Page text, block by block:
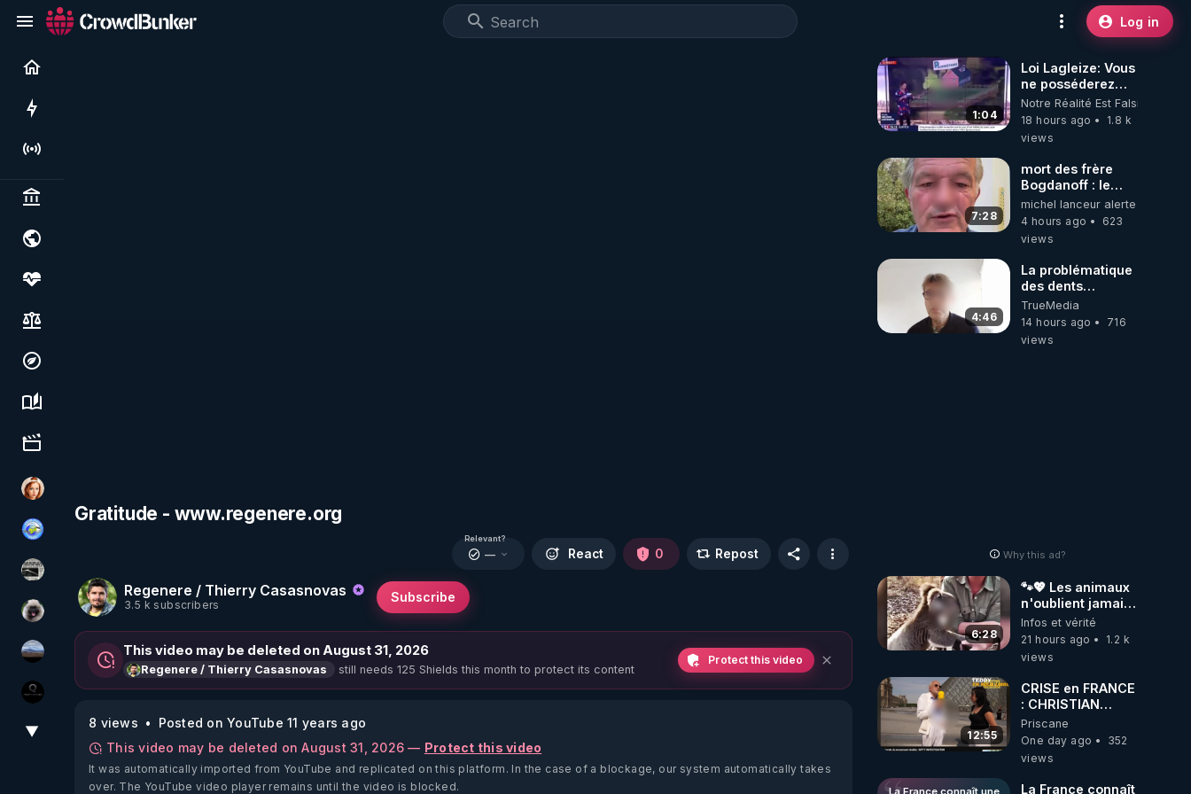
Log in
Politics & institutions
Society, justice & freedoms
Economy, environment & technology
Science, history & spirituality
Culture, media & entertainment
Ambr3
Tonton Posture Débrief
ActuPlus11
Priscane
michel lanceur alerte
La vérité
▼
Gratitude - www.regenere.org
Regenere / Thierry Casasnovas
3.5 k subscribers
Subscribe
Relevant?
— React 0 Repost
This video may be deleted on August 31, 2026
Regenere / Thierry Casasnovas still needs 125 Shields this month to protect its content
Protect this video
8 views
Posted on YouTube 11 years ago
This video may be deleted on August 31, 2026 — Protect this video
It was automatically imported from YouTube and replicated on this platform. In the case of a blockage, our system automatically takes
over. The YouTube video player remains until the video is blocked.
1:04
Loi Lagleize: Vous
ne posséderez
plus rien et vous
serez heureux !
Notre Réalité Est Falsifiée Et
18 hours ago
1.8 k
views
7:28
mort des frère
Bogdanoff : le
mensonge d état
michel lanceur alerte
4 hours ago
623
views
4:46
La problématique
des dents
dévitalisées et
des implants
TrueMedia
14 hours ago
716
views
Why this ad?
6:28
🐾💖 Les animaux
n'oublient jamais
ceux qu'ils
aiment… 🥹❤️
Infos et vérité
21 hours ago
1.2 k
views
12:55
CRISE en FRANCE
: CHRISTIAN
COTTEN FAIT une
étrange
découverte
Priscane
One day ago
352
views
La France connaît une
La France connaît